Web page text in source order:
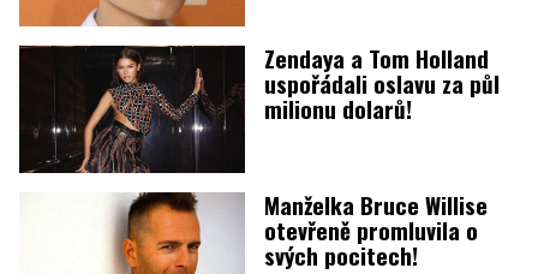
Zendaya a Tom Holland
uspořádali oslavu za půl
milionu dolarů!
Manželka Bruce Willise
otevřeně promluvila o
svých pocitech!